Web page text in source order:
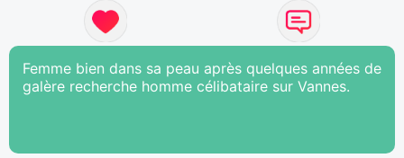
Femme bien dans sa peau après quelques années de
galère recherche homme célibataire sur Vannes.